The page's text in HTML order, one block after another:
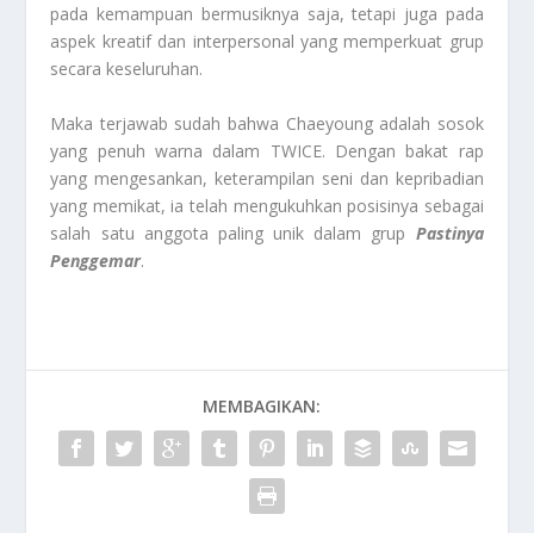
pada kemampuan bermusiknya saja, tetapi juga pada
aspek kreatif dan interpersonal yang memperkuat grup
secara keseluruhan.
Maka terjawab sudah bahwa Chaeyoung adalah sosok
yang penuh warna dalam TWICE. Dengan bakat rap
yang mengesankan, keterampilan seni dan kepribadian
yang memikat, ia telah mengukuhkan posisinya sebagai
salah satu anggota paling unik dalam grup Pastinya
Penggemar.
MEMBAGIKAN: